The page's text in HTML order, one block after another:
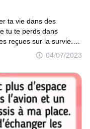
04/07/2023
ta vie dans des
tu te perds dans
reçues sur la survie.
d’entre elles.